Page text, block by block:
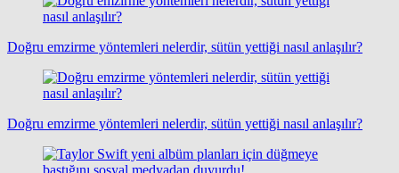
Doğru emzirme yöntemleri nelerdir, sütün yettiği nasıl anlaşılır?
Doğru emzirme yöntemleri nelerdir, sütün yettiği nasıl anlaşılır?